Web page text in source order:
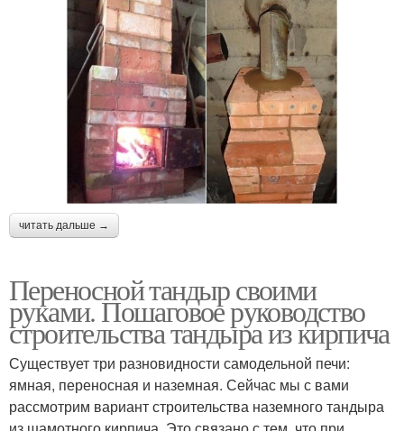
читать дальше →
Переносной тандыр своими
руками. Пошаговое руководство
строительства тандыра из кирпича
Существует три разновидности самодельной печи:
ямная, переносная и наземная. Сейчас мы с вами
рассмотрим вариант строительства наземного тандыра